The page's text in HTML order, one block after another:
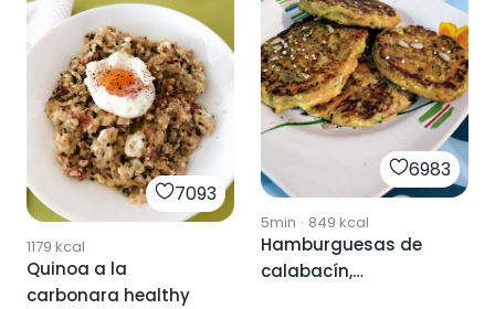
7093
1179 kcal
Quinoa a la
carbonara healthy
6983
5min · 849 kcal
Hamburguesas de
calabacín,